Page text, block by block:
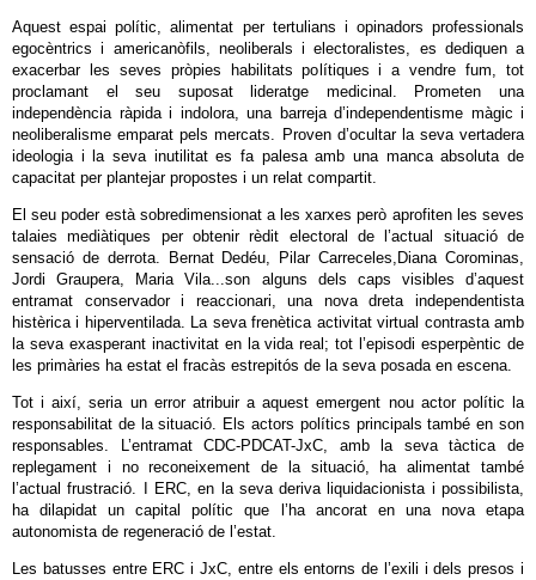
Aquest espai polític, alimentat per tertulians i opinadors professionals
egocèntrics i americanòfils, neoliberals i electoralistes, es dediquen a
exacerbar les seves pròpies habilitats polítiques i a vendre fum, tot
proclamant el seu suposat lideratge medicinal. Prometen una
independència ràpida i indolora, una barreja d’independentisme màgic i
neoliberalisme emparat pels mercats. Proven d’ocultar la seva vertadera
ideologia i la seva inutilitat es fa palesa amb una manca absoluta de
capacitat per plantejar propostes i un relat compartit.
El seu poder està sobredimensionat a les xarxes però aprofiten les seves
talaies mediàtiques per obtenir rèdit electoral de l’actual situació de
sensació de derrota. Bernat Dedéu, Pilar Carreceles,Diana Corominas,
Jordi Graupera, Maria Vila...son alguns dels caps visibles d’aquest
entramat conservador i reaccionari, una nova dreta independentista
histèrica i hiperventilada. La seva frenètica activitat virtual contrasta amb
la seva exasperant inactivitat en la vida real; tot l’episodi esperpèntic de
les primàries ha estat el fracàs estrepitós de la seva posada en escena.
Tot i així, seria un error atribuir a aquest emergent nou actor polític la
responsabilitat de la situació. Els actors polítics principals també en son
responsables. L’entramat CDC-PDCAT-JxC, amb la seva tàctica de
replegament i no reconeixement de la situació, ha alimentat també
l’actual frustració. I ERC, en la seva deriva liquidacionista i possibilista,
ha dilapidat un capital polític que l’ha ancorat en una nova etapa
autonomista de regeneració de l’estat.
Les batusses entre ERC i JxC, entre els entorns de l’exili i dels presos i